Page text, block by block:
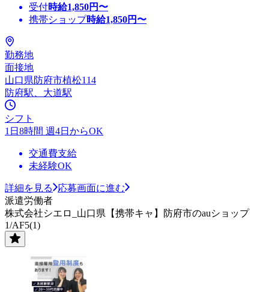
受付時給1,850円〜
携帯ショップ時給1,850円〜
勤務地
面接地
山口県防府市植松114
防府駅、大道駅
シフト
1日8時間 週4日からOK
交通費支給
未経験OK
詳細を見る
応募画面に進む
派遣労働者
株式会社シエロ_山口県【携帯キャ】防府市のauショップ
1/AF5(1)